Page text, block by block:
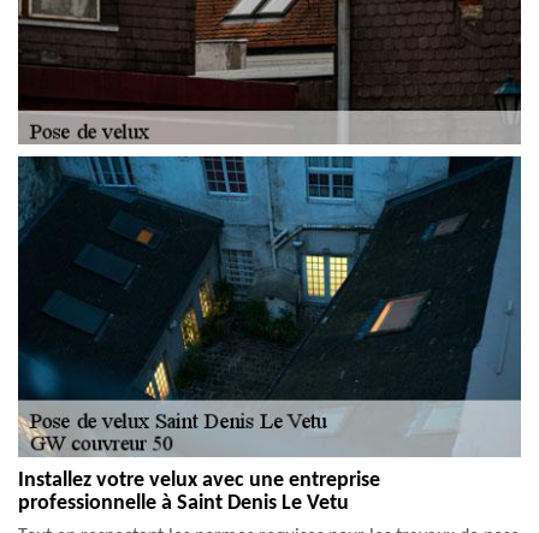
Installez votre velux avec une entreprise
professionnelle à Saint Denis Le Vetu